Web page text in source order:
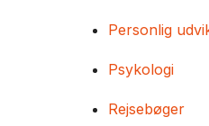
Personlig
Psykologi
Rejsebøger